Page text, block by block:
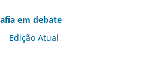
em debate
Edição Atual